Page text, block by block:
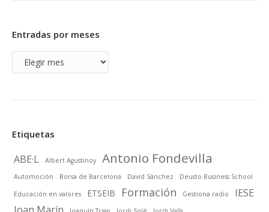
Entradas por meses
Entradas
por
Etiquetas
ABE·L Albert Agustinoy Antonio Fondevilla
Automoción Borsa de Barcelona David Sánchez Deusto Business School
Educación en valores ETSEIB Formación Gestiona radio
IESE